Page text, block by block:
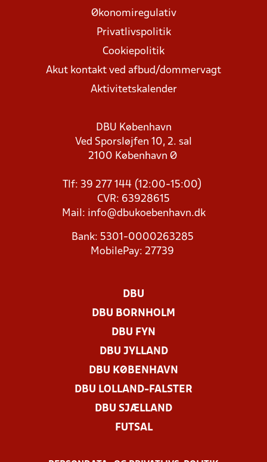
Økonomiregulativ
Privatlivspolitik
Cookiepolitik
Akut kontakt ved afbud/dommervagt
Aktivitetskalender
DBU København
Ved Sporsløjfen 10, 2. sal
2100 København Ø
Tlf: 39 277 144 (12:00-15:00)
CVR: 63928615
Mail: info@dbukoebenhavn.dk
Bank: 5301-0000263285
MobilePay: 27739
DBU
DBU BORNHOLM
DBU FYN
DBU JYLLAND
DBU KØBENHAVN
DBU LOLLAND-FALSTER
DBU SJÆLLAND
FUTSAL